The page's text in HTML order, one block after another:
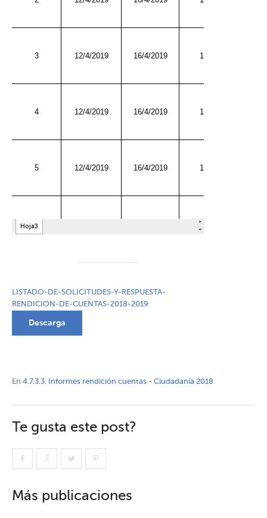
LISTADO-DE-SOLICITUDES-Y-RESPUESTA-
RENDICION-DE-CUENTAS-2018-2019
Descarga
En 4.7.3.3. Informes rendición cuentas - Ciudadanía 2018
Te gusta este post?
Más publicaciones